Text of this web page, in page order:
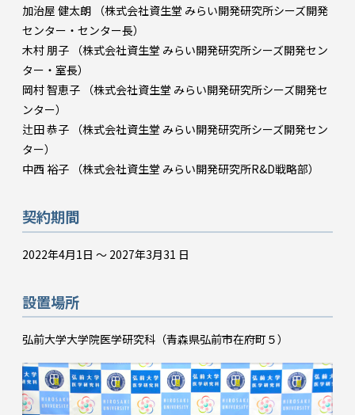
加治屋 健太朗 （株式会社資生堂 みらい開発研究所シーズ開発
センター・センター長）
木村 朋子 （株式会社資生堂 みらい開発研究所シーズ開発セン
ター・室長）
岡村 智恵子 （株式会社資生堂 みらい開発研究所シーズ開発セ
ンター）
辻田 恭子 （株式会社資生堂 みらい開発研究所シーズ開発セン
ター）
中西 裕子 （株式会社資生堂 みらい開発研究所R&D戦略部）
契約期間
2022年4月1日 〜 2027年3月31 日
設置場所
弘前大学大学院医学研究科（青森県弘前市在府町５）